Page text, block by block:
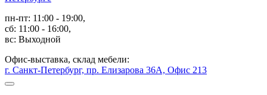
пн-пт: 11:00 - 19:00,
сб: 11:00 - 16:00,
вс: Выходной
Офис-выставка, склад мебели:
г. Санкт-Петербург, пр. Елизарова 36А, Офис 213